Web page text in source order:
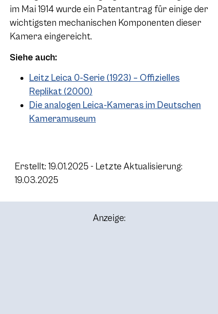
im Mai 1914 wurde ein Patentantrag für einige der
wichtigsten mechanischen Komponenten dieser
Kamera eingereicht.
Siehe auch:
Leitz Leica 0-Serie (1923) – Offizielles
Replikat (2000)
Die analogen Leica-Kameras im Deutschen
Kameramuseum
Erstellt: 19.01.2025 - Letzte Aktualisierung:
19.03.2025
Anzeige: